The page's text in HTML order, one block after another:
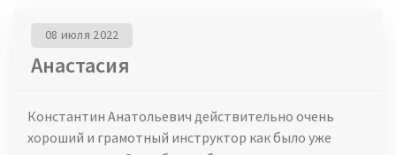
Анастасия
08 июля 2022
Константин Анатольевич действительно очень
хороший и грамотный инструктор как было уже